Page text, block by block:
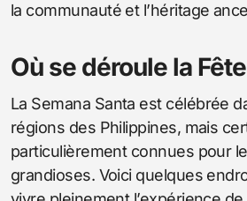
la communauté et l’héritage
Où se déroule la Fête
La Semana Santa est célébrée
régions des Philippines, mais
particulièrement connues pour
grandioses. Voici quelques